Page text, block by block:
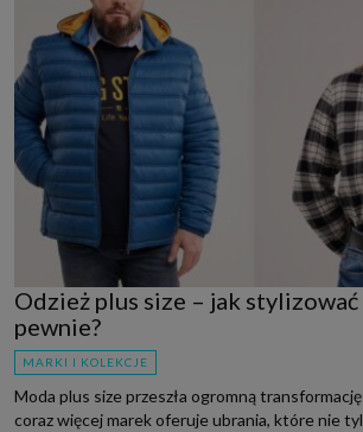
Odzież plus size – jak
pewnie?
MARKI I KOLEKCJE
Moda plus size przeszła ogromną
coraz więcej marek oferuje ubrania, które nie